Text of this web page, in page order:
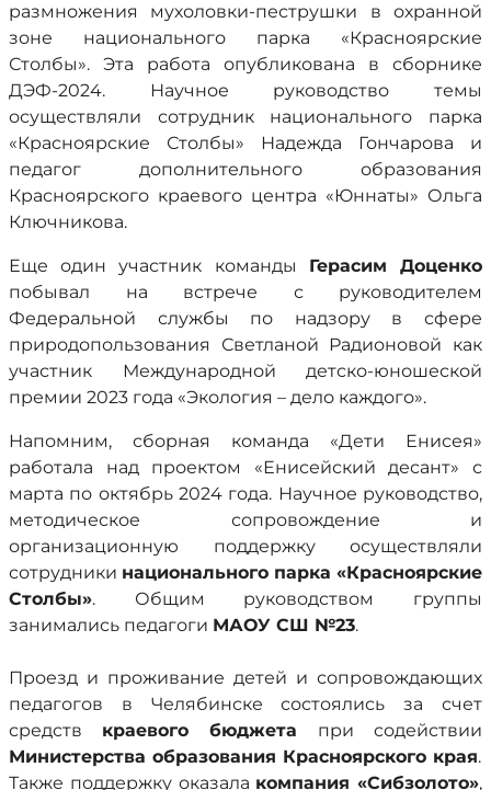
размножения мухоловки-пеструшки в охранной
зоне национального парка «Красноярские
Столбы». Эта работа опубликована в сборнике
ДЭФ-2024. Научное руководство темы
осуществляли сотрудник национального парка
«Красноярские Столбы» Надежда Гончарова и
педагог дополнительного образования
Красноярского краевого центра «Юннаты» Ольга
Ключникова.
Еще один участник команды Герасим Доценко
побывал на встрече с руководителем
Федеральной службы по надзору в сфере
природопользования Светланой Радионовой как
участник Международной детско-юношеской
премии 2023 года «Экология – дело каждого».
Напомним, сборная команда «Дети Енисея»
работала над проектом «Енисейский десант» с
марта по октябрь 2024 года. Научное руководство,
методическое сопровождение и
организационную поддержку осуществляли
сотрудники национального парка «Красноярские
Столбы». Общим руководством группы
занимались педагоги МАОУ СШ №23.
Проезд и проживание детей и сопровождающих
педагогов в Челябинске состоялись за счет
средств краевого бюджета при содействии
Министерства образования Красноярского края.
Также поддержку оказала компания «Сибзолото»,